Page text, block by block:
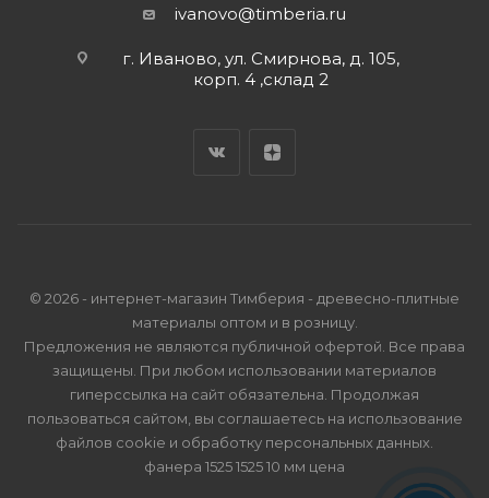
ivanovo@timberia.ru
г. Иваново, ул. Смирнова, д. 105,
корп. 4 ,склад 2
© 2026 - интернет-магазин Тимберия - древесно-плитные
материалы оптом и в розницу.
Предложения не являются публичной офертой. Все права
защищены. При любом использовании материалов
гиперссылка на сайт обязательна. Продолжая
пользоваться сайтом, вы соглашаетесь на использование
файлов cookie и обработку персональных данных
фанера 1525 1525 10 мм цена